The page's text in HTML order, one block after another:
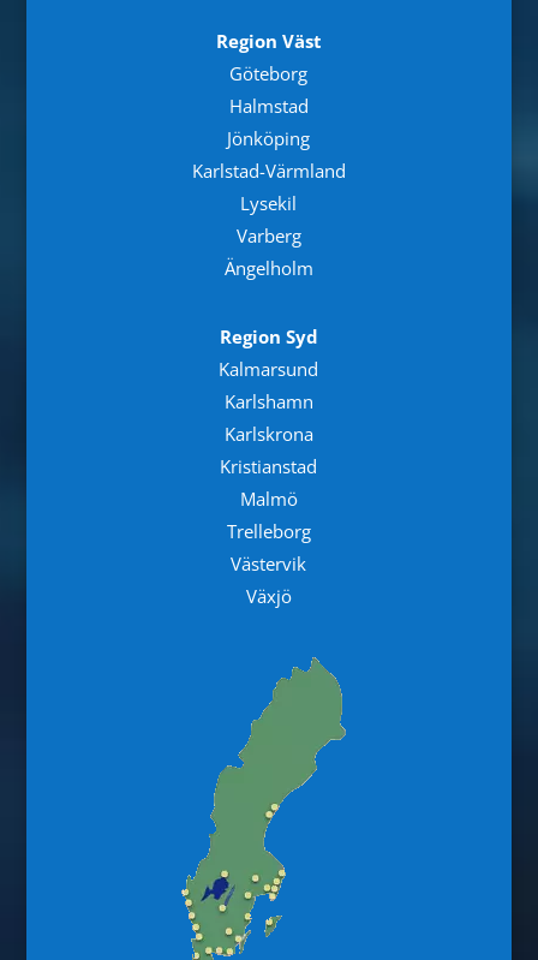
Region Väst
Göteborg
Halmstad
Jönköping
Karlstad-Värmland
Lysekil
Varberg
Ängelholm
Region Syd
Kalmarsund
Karlshamn
Karlskrona
Kristianstad
Malmö
Trelleborg
Västervik
Växjö